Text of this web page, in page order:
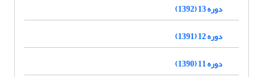
دوره 13 (1392)
دوره 12 (1391)
دوره 11 (1390)